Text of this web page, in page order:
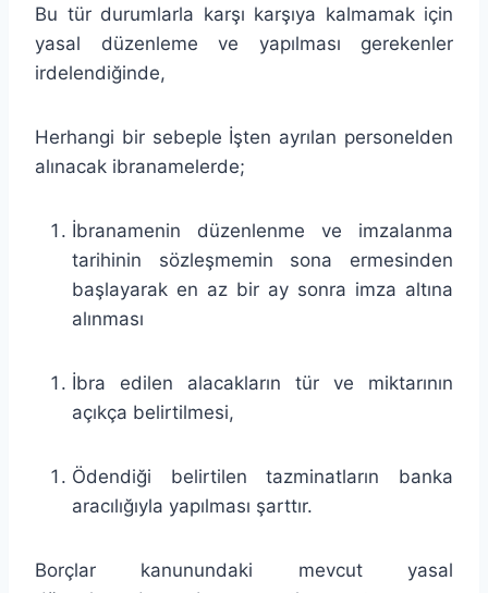
Bu tür durumlarla karşı karşıya kalmamak için
yasal düzenleme ve yapılması gerekenler
irdelendiğinde,
Herhangi bir sebeple İşten ayrılan personelden
alınacak ibranamelerde;
İbranamenin düzenlenme ve imzalanma
tarihinin sözleşmemin sona ermesinden
başlayarak en az bir ay sonra imza altına
alınması
İbra edilen alacakların tür ve miktarının
açıkça belirtilmesi,
Ödendiği belirtilen tazminatların banka
aracılığıyla yapılması şarttır.
Borçlar kanunundaki mevcut yasal